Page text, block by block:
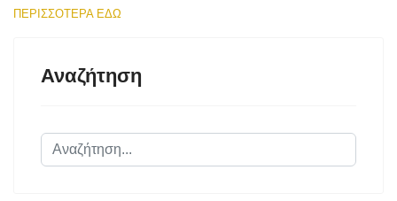
ΠΕΡΙΣΣΟΤΕΡΑ ΕΔΩ
Αναζήτηση
Αναζήτηση...